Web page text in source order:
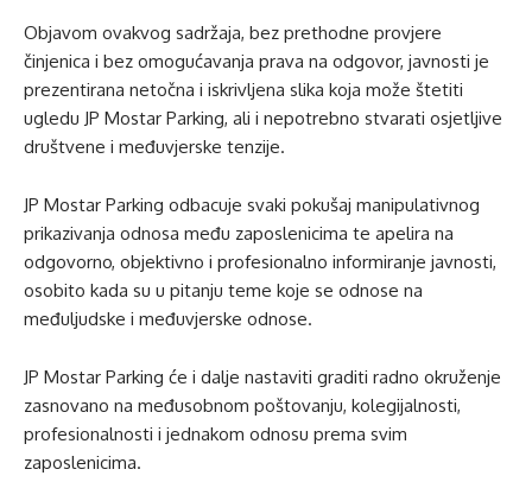
Objavom ovakvog sadržaja, bez prethodne provjere
činjenica i bez omogućavanja prava na odgovor, javnosti je
prezentirana netočna i iskrivljena slika koja može štetiti
ugledu JP Mostar Parking, ali i nepotrebno stvarati osjetljive
društvene i međuvjerske tenzije.
JP Mostar Parking odbacuje svaki pokušaj manipulativnog
prikazivanja odnosa među zaposlenicima te apelira na
odgovorno, objektivno i profesionalno informiranje javnosti,
osobito kada su u pitanju teme koje se odnose na
međuljudske i međuvjerske odnose.
JP Mostar Parking će i dalje nastaviti graditi radno okruženje
zasnovano na međusobnom poštovanju, kolegijalnosti,
profesionalnosti i jednakom odnosu prema svim
zaposlenicima.